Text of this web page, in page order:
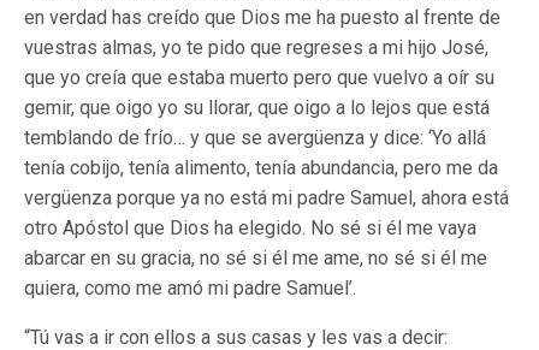
en verdad has creído que Dios me ha puesto al frente de
vuestras almas, yo te pido que regreses a mi hijo José,
que yo creía que estaba muerto pero que vuelvo a oír su
gemir, que oigo yo su llorar, que oigo a lo lejos que está
temblando de frío… y que se avergüenza y dice: ‘Yo allá
tenía cobijo, tenía alimento, tenía abundancia, pero me da
vergüenza porque ya no está mi padre Samuel, ahora está
otro Apóstol que Dios ha elegido. No sé si él me vaya
abarcar en su gracia, no sé si él me ame, no sé si él me
quiera, como me amó mi padre Samuel’.
“Tú vas a ir con ellos a sus casas y les vas a decir: